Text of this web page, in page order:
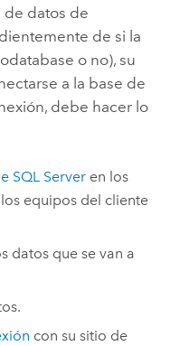
de datos de
de si la
o no), su
a la base de
debe hacer lo
SQL Server en los
equipos del cliente
datos que se van a
con su sitio de